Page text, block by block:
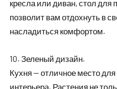
кресла или диван, стол для
позволит вам отдохнуть в
насладиться комфортом.
10. Зеленый дизайн.
Кухня — отличное место для
интерьера. Растения не